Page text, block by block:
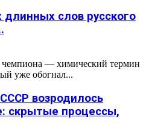
слов русского
чемпиона — химический термин
уже обогнал...
возродилось
скрытые процессы,